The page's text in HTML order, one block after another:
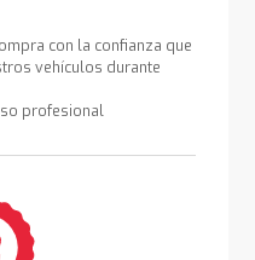
con la confianza que
vehículos durante
profesional